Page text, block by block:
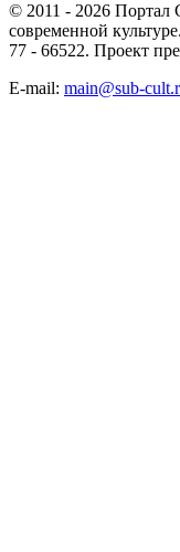
© 2011 - 2026 Портал
современной
77 - 66522. Проект
E-mail: main@sub-